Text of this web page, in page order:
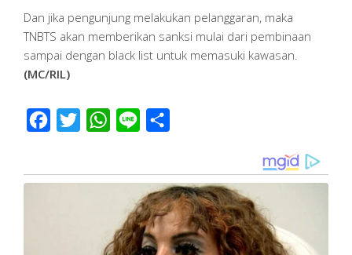
Dan jika pengunjung melakukan pelanggaran, maka
TNBTS akan memberikan sanksi mulai dari pembinaan
sampai dengan black list untuk memasuki kawasan.
(MC/RIL)
Facebook
Twitter WhatsApp
Line